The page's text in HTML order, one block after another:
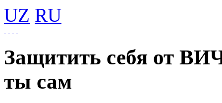
UZ RU
Защитить себя от
ты сам